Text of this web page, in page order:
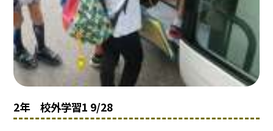
2年 校外学習1 9/28